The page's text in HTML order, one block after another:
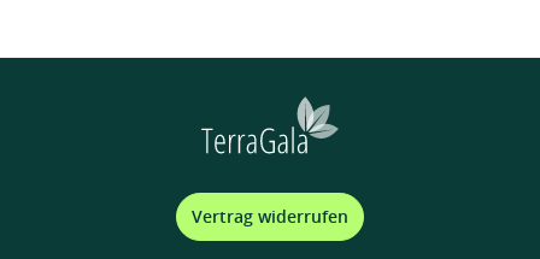
Vertrag widerrufen